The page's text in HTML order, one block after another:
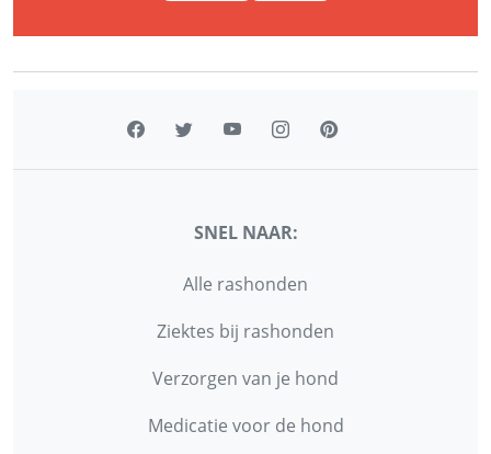
SNEL NAAR:
Alle rashonden
Ziektes bij rashonden
Verzorgen van je hond
Medicatie voor de hond